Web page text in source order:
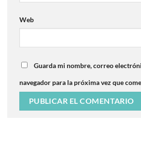
Web
Guarda mi nombre, correo
navegador para la próxima vez que